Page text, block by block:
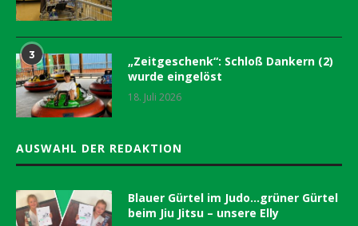
3
„Zeitgeschenk“: Schloß Dankern (2)
wurde eingelöst
18. Juli 2026
AUSWAHL DER REDAKTION
Blauer Gürtel im Judo…grüner Gürtel
beim Jiu Jitsu – unsere Elly